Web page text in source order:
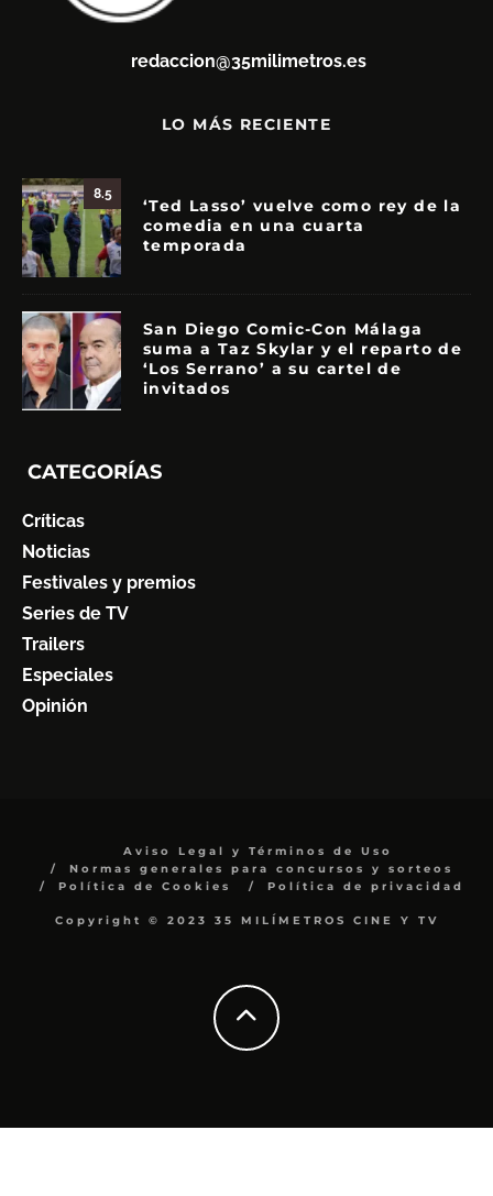
redaccion@35milimetros.es
LO MÁS RECIENTE
8.5
‘Ted Lasso’ vuelve como rey de la
comedia en una cuarta
temporada
San Diego Comic-Con Málaga
suma a Taz Skylar y el reparto de
‘Los Serrano’ a su cartel de
invitados
CATEGORÍAS
Críticas
Noticias
Festivales y premios
Series de TV
Trailers
Especiales
Opinión
Aviso Legal y Términos de Uso
Normas generales para concursos y sorteos
Política de Cookies
Política de privacidad
Copyright © 2023 35 MILÍMETROS CINE Y TV